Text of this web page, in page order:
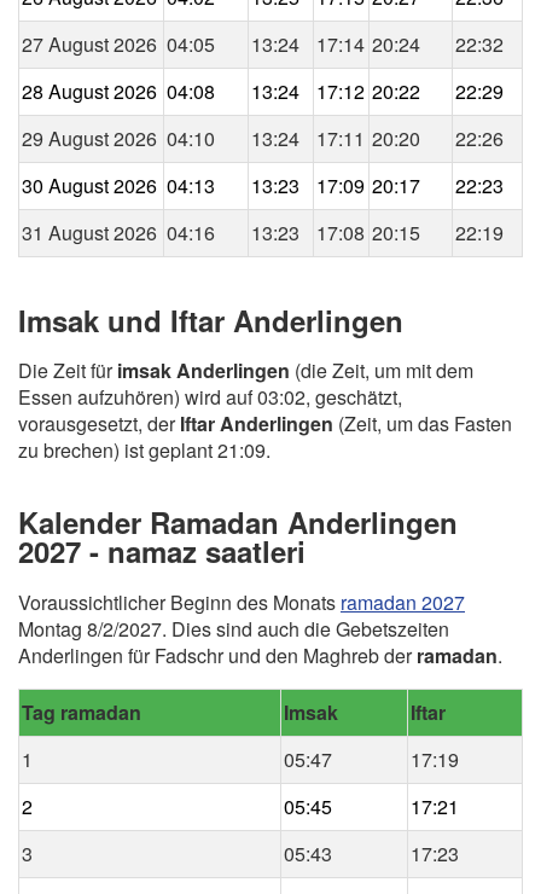
27 August 2026 04:05 13:24 17:14 20:24
22:32
28 August 2026 04:08 13:24 17:12 20:22
22:29
29 August 2026 04:10 13:24 17:11 20:20
22:26
30 August 2026 04:13 13:23 17:09 20:17
22:23
31 August 2026 04:16 13:23 17:08 20:15 22:19
Imsak und Iftar Anderlingen
Die Zeit fürimsak Anderlingen (die Zeit, um mit dem
Essen aufzuhören) wird auf 03:02, geschätzt,
vorausgesetzt, derIftar Anderlingen (Zeit, um das Fasten
zu brechen) ist geplant 21:09.
Kalender Ramadan Anderlingen
2027 - namaz saatleri
Voraussichtlicher Beginn des Monats ramadan 2027
Montag 8/2/2027. Dies sind auch die Gebetszeiten
Anderlingen für Fadschr und den Maghreb derramadan.
Tag ramadan Imsak
Iftar
1
05:47
17:19
2
05:45
17:21
3
05:43
17:23